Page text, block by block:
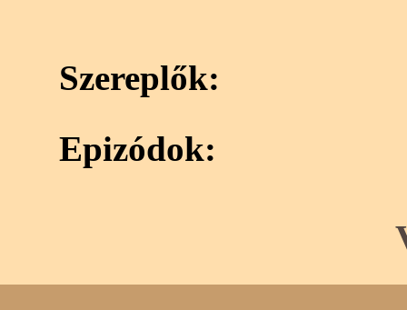
Szereplők:
Epizódok: